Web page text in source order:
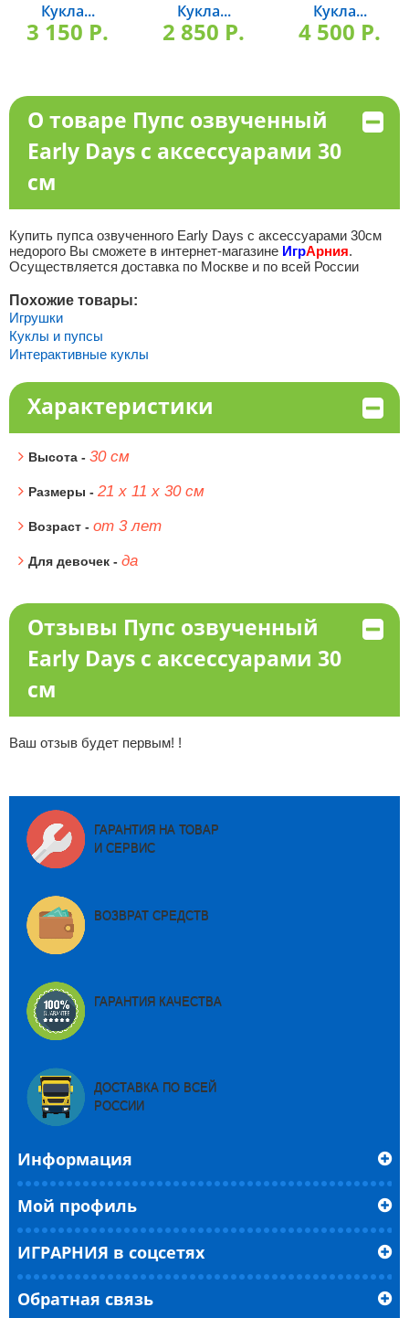
Кукла...
3 150 P.
Кукла...
2 850 P.
Кукла...
4 500 P.
О товаре Пупс озвученный
Early Days с аксессуарами 30
см
Купить пупса озвученного Early Days с аксессуарами 30см
недорого Вы сможете в интернет-магазине ИгрАрния.
Осуществляется доставка по Москве и по всей России
Похожие товары:
Игрушки
Куклы и пупсы
Интерактивные куклы
Характеристики
Высота - 30 см
Размеры - 21 х 11 х 30 см
Возраст - от 3 лет
Для девочек - да
Отзывы Пупс озвученный
Early Days с аксессуарами 30
см
Ваш отзыв будет первым! !
ГАРАНТИЯ НА ТОВАР
И СЕРВИС
ВОЗВРАТ СРЕДСТВ
ГАРАНТИЯ КАЧЕСТВА
ДОСТАВКА ПО ВСЕЙ
РОССИИ
Информация
Мой профиль
ИГРАРНИЯ в соцсетях
Обратная связь